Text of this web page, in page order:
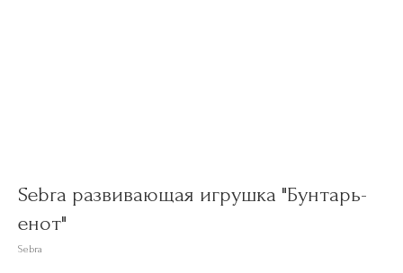
Sebra развивающая игрушка "Бунтарь-
енот"
Sebra